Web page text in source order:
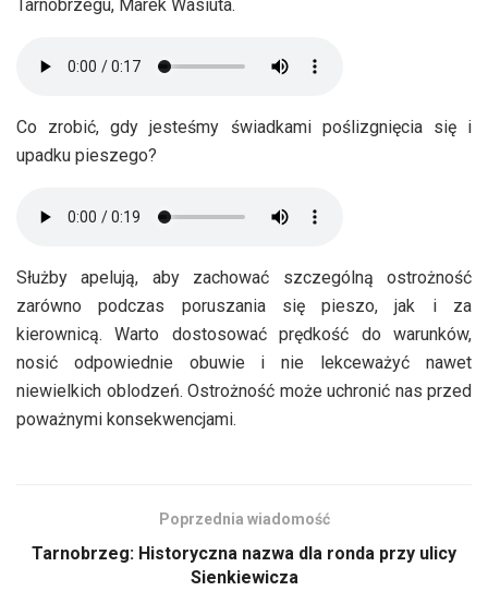
Tarnobrzegu, Marek Wasiuta.
Co zrobić, gdy jesteśmy świadkami poślizgnięcia się i
upadku pieszego?
Służby apelują, aby zachować szczególną ostrożność
zarówno podczas poruszania się pieszo, jak i za
kierownicą. Warto dostosować prędkość do warunków,
nosić odpowiednie obuwie i nie lekceważyć nawet
niewielkich oblodzeń. Ostrożność może uchronić nas przed
poważnymi konsekwencjami.
Poprzednia wiadomość
Tarnobrzeg: Historyczna nazwa dla ronda przy ulicy
Sienkiewicza